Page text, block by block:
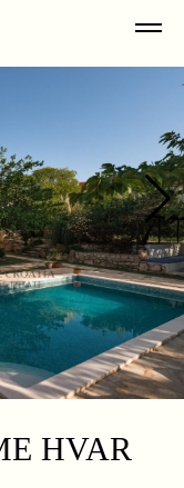
HVAR